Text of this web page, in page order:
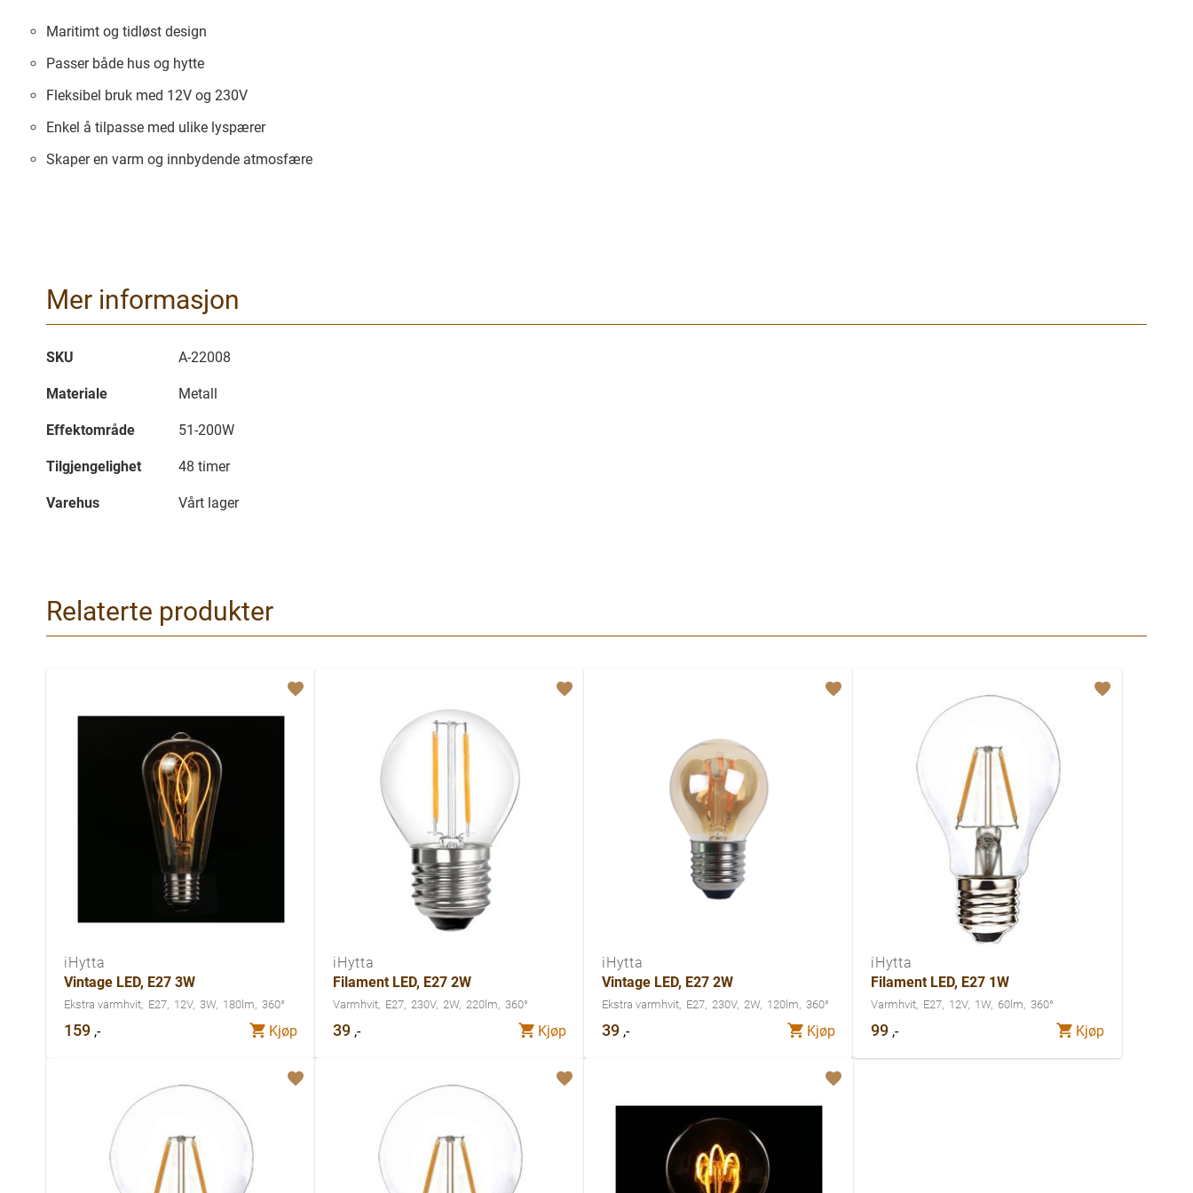
Maritimt og tidløst design
Passer både hus og hytte
Fleksibel bruk med 12V og 230V
Enkel å tilpasse med ulike lyspærer
Skaper en varm og innbydende atmosfære
Mer informasjon
Mer
SKU A-22008
Materiale Metall
Effektområde 51-200W
Tilgjengelighet 48 timer
Varehus Vårt lager
Relaterte produkter
iHytta
Vintage LED, E27 3W
Ekstra varmhvit E27 12V 3W 180lm 360°
159 ,- Kjøp
iHytta
Filament LED, E27 2W
Varmhvit E27 230V 2W 220lm 360°
39 ,- Kjøp
iHytta
Vintage LED, E27 2W
Ekstra varmhvit E27 230V 2W 120lm 360°
39 ,- Kjøp
iHytta
Filament LED, E27 1W
Varmhvit E27 12V 1W 60lm 360°
99 ,- Kjøp